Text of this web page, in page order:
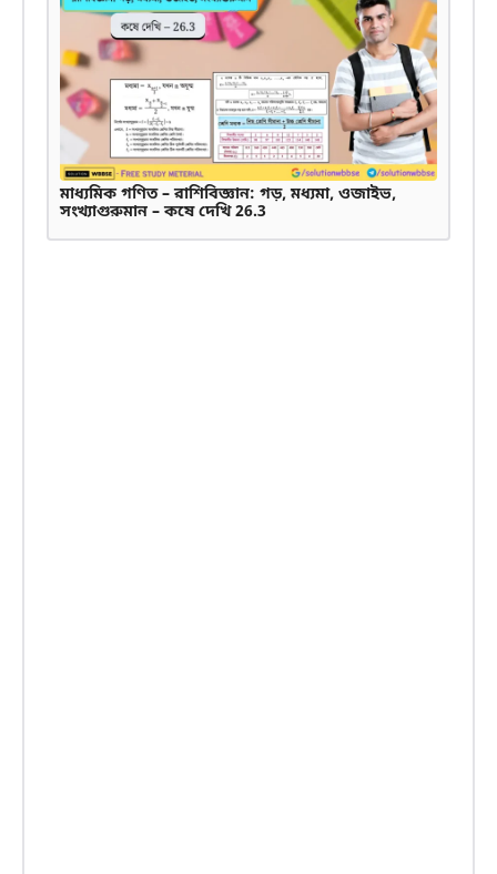
মাধ্যমিক গণিত – রাশিবিজ্ঞান: গড়, মধ্যমা, ওজাইভ,
সংখ্যাগুরুমান – কষে দেখি 26.3